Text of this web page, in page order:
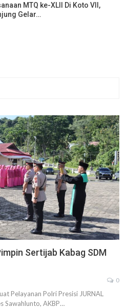
MTQ ke-XLII Di Koto VII,
Gelar…
Sertijab Kabag SDM
0
Pelayanan Polri Presisi JURNAL
Sawahlunto, AKBP…